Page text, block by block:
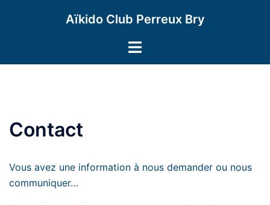
Aïkido Club Perreux Bry
Ouvrir/fermer
Contact
Vous avez une information à nous demander ou nous
communiquer…